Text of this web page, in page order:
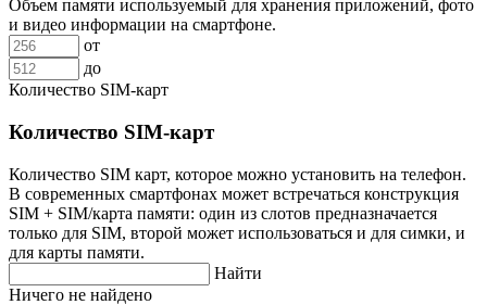
Объем памяти используемый для хранения приложений, фото
и видео информации на смартфоне.
от
до
Количество SIM-карт
Количество SIM-карт
Количество SIM карт, которое можно установить на телефон.
В современных смартфонах может встречаться конструкция
SIM + SIM/карта памяти: один из слотов предназначается
только для SIM, второй может использоваться и для симки, и
для карты памяти.
Найти
Ничего не найдено